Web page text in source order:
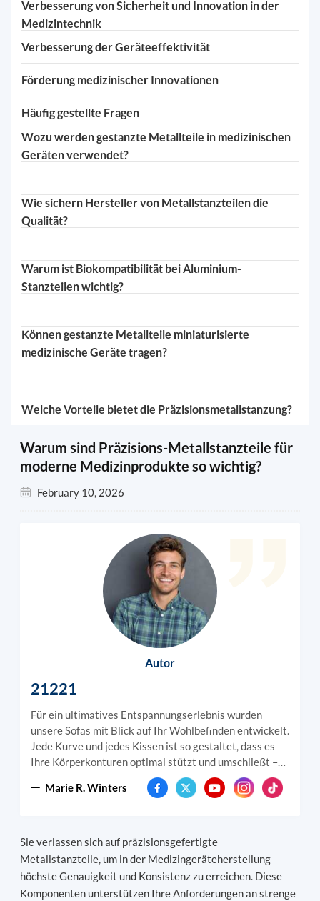
Verbesserung von Sicherheit und Innovation in der
Medizintechnik
Verbesserung der Geräteeffektivität
Förderung medizinischer Innovationen
Häufig gestellte Fragen
Wozu werden gestanzte Metallteile in medizinischen
Geräten verwendet?
Wie sichern Hersteller von Metallstanzteilen die
Qualität?
Warum ist Biokompatibilität bei Aluminium-
Stanzteilen wichtig?
Können gestanzte Metallteile miniaturisierte
medizinische Geräte tragen?
Welche Vorteile bietet die Präzisionsmetallstanzung?
Warum sind Präzisions-Metallstanzteile für
moderne Medizinprodukte so wichtig?
February 10, 2026
Autor
21221
Für ein ultimatives Entspannungserlebnis wurden
unsere Sofas mit Blick auf Ihr Wohlbefinden entwickelt.
Jede Kurve und jedes Kissen ist so gestaltet, dass es
Ihre Körperkonturen optimal stützt und umschließt –
für ein unvergleichliches Komfortgefühl. Wir haben uns
intensiv mit der Wissenschaft des Sitzens
können. Bauen Sie Ihr Sofa komplett auf einmal auf
oder erweitern Sie es nach und nach. Und wenn sich
Ihre Raumverhältnisse ändern, können Sie die Form
jederzeit anpassen.
Marie R. Winters
Sie verlassen sich auf präzisionsgefertigte
Metallstanzteile, um in der Medizingeräteherstellung
höchste Genauigkeit und Konsistenz zu erreichen. Diese
Komponenten unterstützen Ihre Anforderungen an strenge